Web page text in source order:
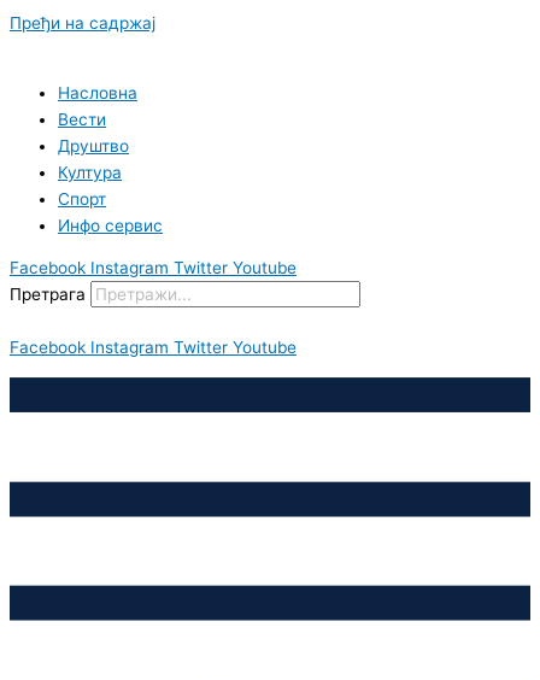
Пређи на садржај
Насловна
Вести
Друштво
Култура
Спорт
Инфо сервис
Facebook Instagram Twitter Youtube
Претрага
Facebook Instagram Twitter Youtube